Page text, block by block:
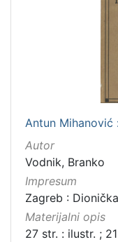
Antun
Autor
Vodnik, Branko
Impresum
Zagreb :
Materijalni opis
27 str. : ilustr. ;